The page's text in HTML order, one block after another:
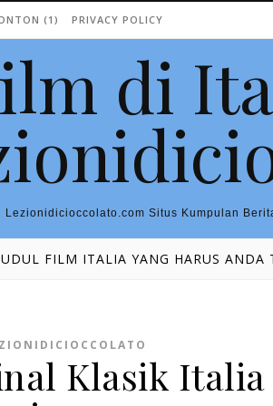
(1) PRIVACY POLICY
di
Lezionidicioccolato.com Situs Kumpulan
FILM ITALIA YANG HARUS ANDA
Klasik